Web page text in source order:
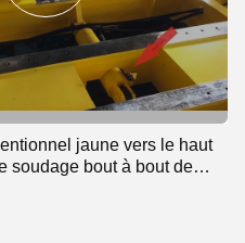
jaune vers le haut
soudage bout à bout de